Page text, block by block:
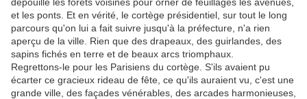
et les ponts. Et en vérité, le cortège présidentiel, sur tout le long
parcours qu'on lui a fait suivre jusqu'à la préfecture, n'a rien
aperçu de la ville. Rien que des drapeaux, des guirlandes, des
sapins fichés en terre et de beaux arcs triomphaux.
Regrettons-le pour les Parisiens du cortège. S'ils avaient pu
écarter ce gracieux rideau de fête, ce qu'ils auraient vu, c'est une
grande ville, des façades vénérables, des arcades harmonieuses,